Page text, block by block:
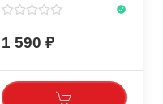
1 590